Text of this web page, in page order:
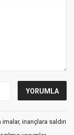
inançlara saldırı